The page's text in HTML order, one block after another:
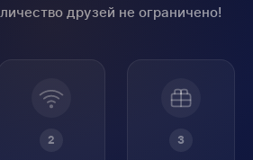
друзей не ограничено!
2 3